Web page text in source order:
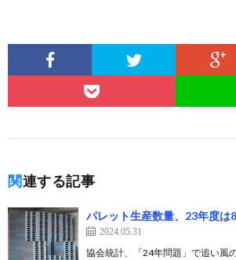
関連する記事
パレット生産数量、23年度は
2024.05.31
協会統計、「24年問題」で追い風